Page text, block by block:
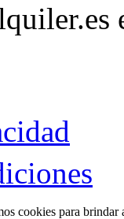
cookies para brindar